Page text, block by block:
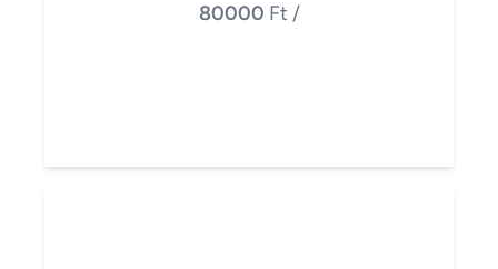
80000 Ft /